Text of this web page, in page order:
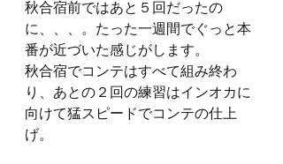
秋合宿前ではあと５回だったの
に、、、。たった一週間でぐっと本
番が近づいた感じがします。
秋合宿でコンテはすべて組み終わ
り、あとの２回の練習はインオカに
向けて猛スピードでコンテの仕上
げ。